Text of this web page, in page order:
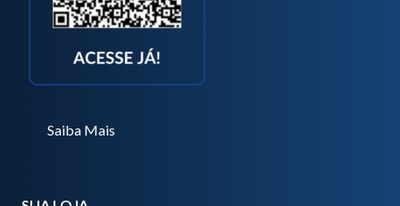
Saiba Mais